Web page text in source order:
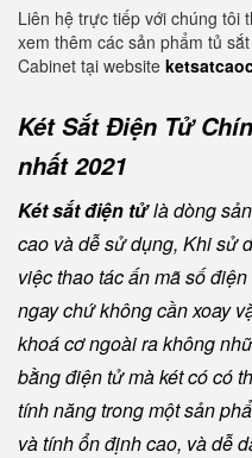
Liên hệ trực tiếp với chúng tôi
xem thêm các sản phẩm tủ
Cabinet tại website
Két Sắt Điện Tử
nhất 2021
Két sắt điện tửlà dòng
cao và dễ sử dụng, Khi sử
việc thao tác ấn mã số
ngay chứ không cần xoay
khoá cơ ngoài ra không
bằng điện tử mà két có có
tính năng trong một sản
và tính ổn định cao, và dễ